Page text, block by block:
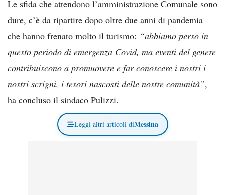
Le sfida che attendono l’amministrazione Comunale sono
dure, c’è da ripartire dopo oltre due anni di pandemia
che hanno frenato molto il turismo: “abbiamo perso in
questo periodo di emergenza Covid, ma eventi del genere
contribuiscono a promuovere e far conoscere i nostri i
nostri scrigni, i tesori nascosti delle nostre comunità”,
ha concluso il sindaco Pulizzi.
Leggi altri articoli diMessina